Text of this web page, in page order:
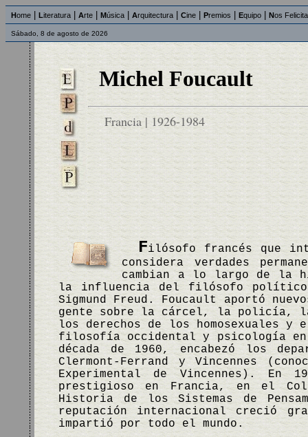
Home Literatura Arte Música Arquitectura Cine Premios Equipo Nos
Sábado, 8 de agosto de 2026
Michel Foucault
Francia | 1926-1984
Filósofo francés que
considera verdades
cambian a lo largo de la
la influencia del filósofo político
Sigmund Freud. Foucault aportó
gente sobre la cárcel, la policía, la
los derechos de los homosexuales
filosofía occidental y psicología en
década de 1960, encabezó los
Clermont-Ferrand y Vincennes
Experimental de Vincennes). En
prestigioso en Francia, en el
Historia de los Sistemas de
reputación internacional creció
impartió por todo el mundo.